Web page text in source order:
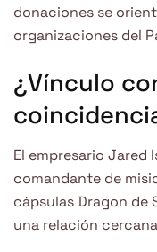
donaciones se
organizaciones del
¿Vínculo
El empresario Jared
comandante de
cápsulas Dragon de
una relación